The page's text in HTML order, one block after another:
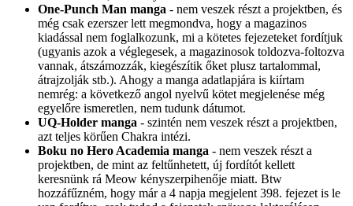
One-Punch Man manga - nem veszek részt a projektben, és
még csak ezerszer lett megmondva, hogy a magazinos
kiadással nem foglalkozunk, mi a kötetes fejezeteket fordítjuk
(ugyanis azok a véglegesek, a magazinosok toldozva-foltozva
vannak, átszámozzák, kiegészítik őket plusz tartalommal,
átrajzolják stb.). Ahogy a manga adatlapjára is kiírtam
nemrég: a következő angol nyelvű kötet megjelenése még
egyelőre ismeretlen, nem tudunk dátumot.
UQ-Holder manga - szintén nem veszek részt a projektben,
azt teljes körűen Chakra intézi.
Boku no Hero Academia manga - nem veszek részt a
projektben, de mint az feltűnhetett, új fordítót kellett
keresnünk rá Meow kényszerpihenője miatt. Btw
hozzáfűzném, hogy már a 4 napja megjelent 398. fejezet is le